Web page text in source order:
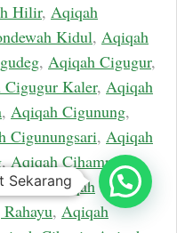
Hilir, Aqiqah
Kidul, Aqiqah
, Aqiqah Cigugur,
Cigugur Kaler, Aqiqah
, Aqiqah Cigunung,
Cigunungsari, Aqiqah
,Aqiqah Cihampelas,
,Aqiqah
, Aqiqah
Sekarang